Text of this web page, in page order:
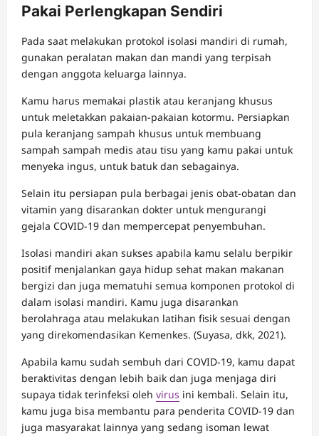
Pakai Perlengkapan Sendiri
Pada saat melakukan protokol isolasi mandiri di rumah,
gunakan peralatan makan dan mandi yang terpisah
dengan anggota keluarga lainnya.
Kamu harus memakai plastik atau keranjang khusus
untuk meletakkan pakaian-pakaian kotormu. Persiapkan
pula keranjang sampah khusus untuk membuang
sampah sampah medis atau tisu yang kamu pakai untuk
menyeka ingus, untuk batuk dan sebagainya.
Selain itu persiapan pula berbagai jenis obat-obatan dan
vitamin yang disarankan dokter untuk mengurangi
gejala COVID-19 dan mempercepat penyembuhan.
Isolasi mandiri akan sukses apabila kamu selalu berpikir
positif menjalankan gaya hidup sehat makan makanan
bergizi dan juga mematuhi semua komponen protokol di
dalam isolasi mandiri. Kamu juga disarankan
berolahraga atau melakukan latihan fisik sesuai dengan
yang direkomendasikan Kemenkes. (Suyasa, dkk, 2021).
Apabila kamu sudah sembuh dari COVID-19, kamu dapat
beraktivitas dengan lebih baik dan juga menjaga diri
supaya tidak terinfeksi oleh virus ini kembali. Selain itu,
kamu juga bisa membantu para penderita COVID-19 dan
juga masyarakat lainnya yang sedang isoman lewat